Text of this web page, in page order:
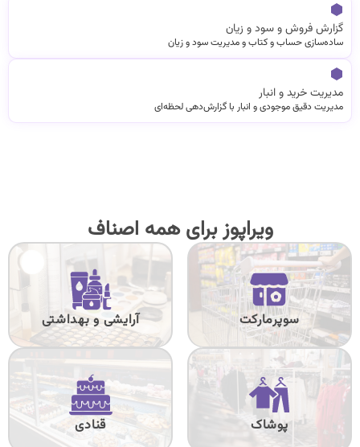
گزارش فروش و سود و زیان
ساده‌سازی حساب و کتاب و مدیریت سود و زیان
مدیریت خرید و انبار
مدیریت دقیق موجودی و انبار با گزارش‌دهی لحظه‌ای
ویراپوز برای همه اصناف
سوپرمارکت آرایشی و بهداشتی
پوشاک قنادی